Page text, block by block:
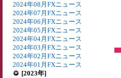
2024年08月FXニュース
2024年07月FXニュース
2024年06月FXニュース
2024年05月FXニュース
2024年04月FXニュース
2024年03月FXニュース
2024年02月FXニュース
2024年01月FXニュース
[2023年]